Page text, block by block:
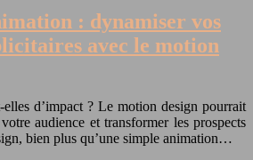
: dynamiser vos
avec le motion
d’impact ? Le motion design pourrait
audience et transformer les prospects
bien plus qu’une simple animation…